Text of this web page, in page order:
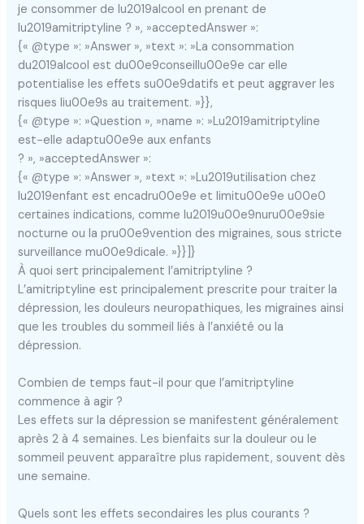
je consommer de lu2019alcool en prenant de
lu2019amitriptyline ? », »acceptedAnswer »:
{« @type »: »Answer », »text »: »La consommation
du2019alcool est du00e9conseillu00e9e car elle
potentialise les effets su00e9datifs et peut aggraver les
risques liu00e9s au traitement. »}},
{« @type »: »Question », »name »: »Lu2019amitriptyline
est-elle adaptu00e9e aux enfants
? », »acceptedAnswer »:
{« @type »: »Answer », »text »: »Lu2019utilisation chez
lu2019enfant est encadru00e9e et limitu00e9e u00e0
certaines indications, comme lu2019u00e9nuru00e9sie
nocturne ou la pru00e9vention des migraines, sous stricte
surveillance mu00e9dicale. »}}]}
À quoi sert principalement l’amitriptyline ?
L’amitriptyline est principalement prescrite pour traiter la
dépression, les douleurs neuropathiques, les migraines ainsi
que les troubles du sommeil liés à l’anxiété ou la
dépression.
Combien de temps faut-il pour que l’amitriptyline
commence à agir ?
Les effets sur la dépression se manifestent généralement
après 2 à 4 semaines. Les bienfaits sur la douleur ou le
sommeil peuvent apparaître plus rapidement, souvent dès
une semaine.
Quels sont les effets secondaires les plus courants ?